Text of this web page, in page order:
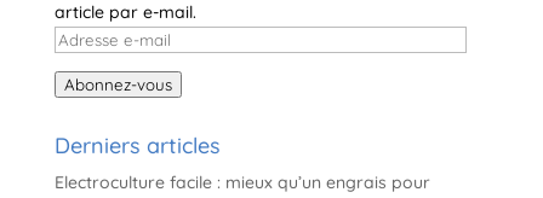
article par e-mail.
Adresse
e-
mail
Abonnez-vous
Derniers articles
Electroculture facile : mieux qu’un engrais pour